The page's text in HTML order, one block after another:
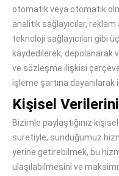
otomatik veya otomatik
analitik sağlayıcılar, reklam
teknoloji sağlayıcıları gibi
kaydedilerek, depolanarak
ve sözleşme ilişkisi
işleme şartına dayanılarak
Kişisel
Bizimle paylaştığınız
suretiyle; sunduğumuz
yerine getirebilmek, bu
ulaşılabilmesini ve